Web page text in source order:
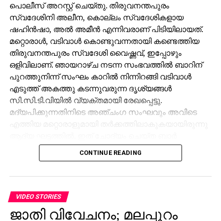
RUSSIA 2018
WORLD CUP
ലളിതാഖ്യാനത്തിന്റെ ജീവിതഗന്ധിയായ “എന്റെ
ഷെര്‍ലക് ഹോംസ് ഭാവാഭിനയങ്ങള്‍”
DON'T MISS
ബ്രസീലിനെന്ത് കൊറിയ
പൊലീസ് അറസ്റ്റ് ചെയ്തു. തിരുവനന്തപുരം
സ്വദേശിനി അലീന, കൊല്ലം സ്വദേശികളായ
ഷഹിന്‍ഷാ, അല്‍ അമീന്‍ എന്നിവരാണ് പിടിയിലായത്.
മറ്റൊരാള്‍, വടിവാള്‍ കൊണ്ടുവന്നതായി കണ്ടെത്തിയ
തിരുവനന്തപുരം സ്വദേശി വൈഷ്ണവ്, ഇപ്പോഴും
ഒളിവിലാണ്. ഞായറാഴ്ച നടന്ന സംഭവത്തില്‍ ബാറിന്
പുറത്തുനിന്ന് സംഘം കാറില്‍ നിന്നിറങ്ങി വടിവാള്‍
എടുത്ത് അകത്തു കടന്നുവരുന്ന ദൃശ്യങ്ങള്‍
സി.സി.ടി.വിയില്‍ വ്യക്തമായി രേഖപ്പെട്ടു.
മദ്യപിക്കുന്നതിനിടെ അഞ്ചംഗ സംഘവും അവിടെ
ജീവനക്കാരുമായി സംഘര്‍ഷം ശക്തമായി. പ്രതികളുടെ
സംഘം ആദ്യം ബാറില്‍ നിന്ന് പുറത്തുപോയെങ്കിലും,
ജീവനക്കാര്‍ക്ക് മര്‍ദനമേല്‍ക്കുകയും അക്രമം
ആവര്‍ത്തിച്ച് അഞ്ചുതവണ വരെ തിരിച്ചെത്തി
ആക്രമണം നടത്തിയതായും ബാര്‍ ഉടമ നല്‍കിയ
CONTINUE READING
VIDEO STORIES
ജാതി വിവേചനം; മലപ്പുറം